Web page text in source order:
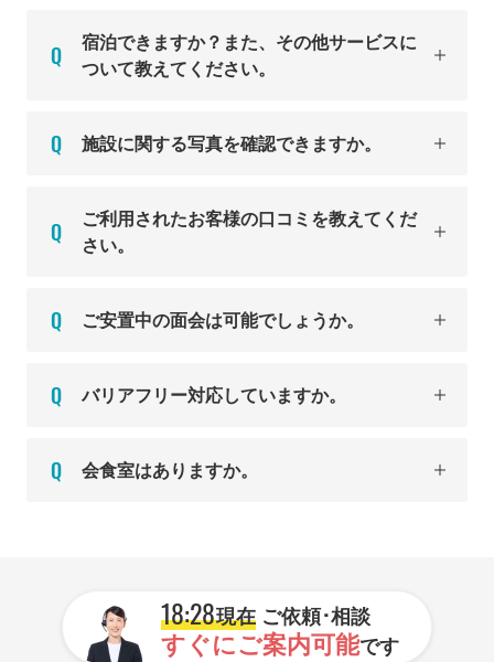
宿泊できますか？また、その他サービスに
ついて教えてください。
施設に関する写真を確認できますか。
ご利用されたお客様の口コミを教えてくだ
さい。
ご安置中の面会は可能でしょうか。
バリアフリー対応していますか。
会食室はありますか。
18:28現在ご依頼･相談
すぐにご案内可能です